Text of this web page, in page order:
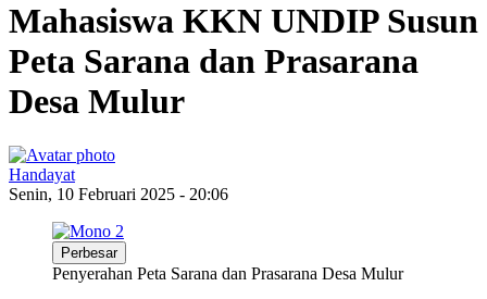
Mahasiswa KKN UNDIP Susun
Peta Sarana dan Prasarana
Desa Mulur
Handayat
Senin, 10 Februari 2025 - 20:06
Perbesar
Penyerahan Peta Sarana dan Prasarana Desa Mulur